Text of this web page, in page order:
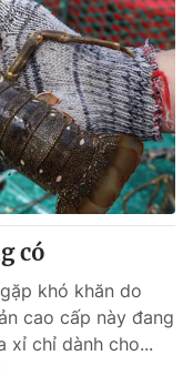
thao
sản
Việt
bằng AI
có
khó khăn do
cao cấp này đang
xỉ chỉ dành cho...